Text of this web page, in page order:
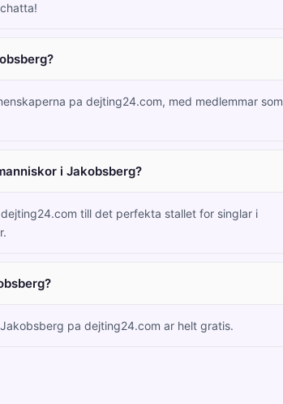
pa dejting24.com, med medlemmar som
i Jakobsberg?
till det perfekta stallet for singlar i
pa dejting24.com ar helt gratis.